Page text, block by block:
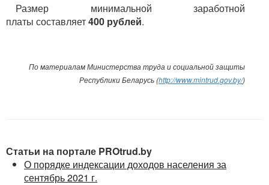
Размер минимальной заработной
платы составляет400 рублей.
По материалам Министерства труда и социальной защиты
Республики Беларусь (http://www.mintrud.gov.by/)
Статьи на портале PROtrud.by
О порядке индексации доходов населения за
сентябрь 2021 г.